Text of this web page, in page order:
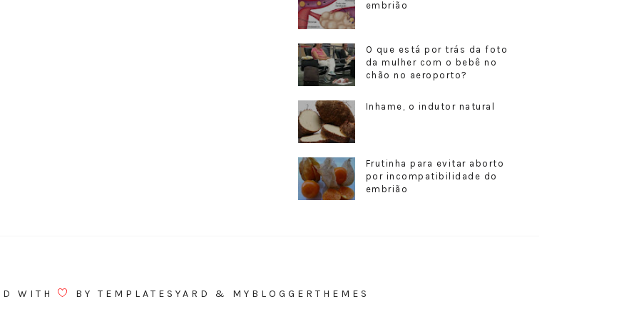
embrião
O que está por trás da foto
da mulher com o bebê no
chão no aeroporto?
Inhame, o indutor natural
Frutinha para evitar aborto
por incompatibilidade do
embrião
WITH BY TEMPLATESYARD & MYBLOGGERTHEMES